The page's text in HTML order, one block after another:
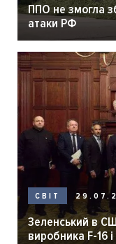
ППО не змогла
атаки РФ
СВІТ
Зеленський в
виробника F-16